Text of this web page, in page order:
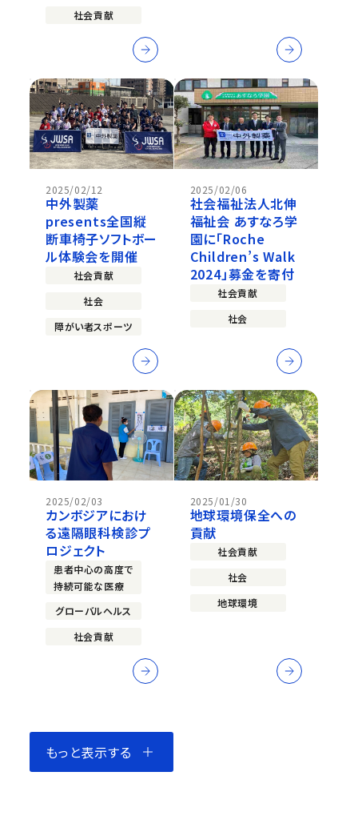
社会貢献
2025/02/12
中外製薬
presents全国縦
断⾞椅⼦ソフトボー
ル体験会を開催
社会貢献
社会
障がい者スポーツ
2025/02/06
社会福祉法人北伸
福祉会 あすなろ学
園に「Roche
Children’s Walk
2024」募金を寄付
社会貢献
社会
2025/02/03
カンボジアにおけ
る遠隔眼科検診プ
ロジェクト
患者中心の高度で
持続可能な医療
グローバルヘルス
社会貢献
2025/01/30
地球環境保全への
貢献
社会貢献
社会
地球環境
もっと表示する